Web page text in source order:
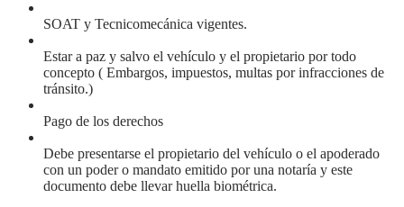
SOAT y Tecnicomecánica vigentes.
Estar a paz y salvo el vehículo y el propietario por todo
concepto ( Embargos, impuestos, multas por infracciones de
tránsito.)
Pago de los derechos
Debe presentarse el propietario del vehículo o el apoderado
con un poder o mandato emitido por una notaría y este
documento debe llevar huella biométrica.